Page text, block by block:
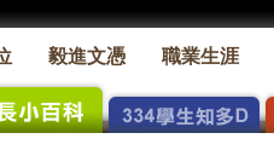
毅進文憑 職業生涯